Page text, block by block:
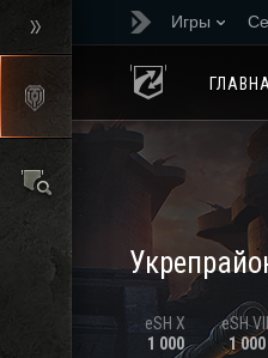
Игры
eSH X
1 000
eSH VIII
1 000